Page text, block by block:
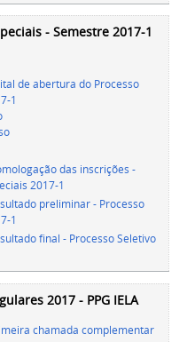
- Semestre 2017-1
de abertura do Processo
1
das inscrições -
2017-1
preliminar - Processo
1
final - Processo Seletivo
2017 - PPG IELA
chamada complementar